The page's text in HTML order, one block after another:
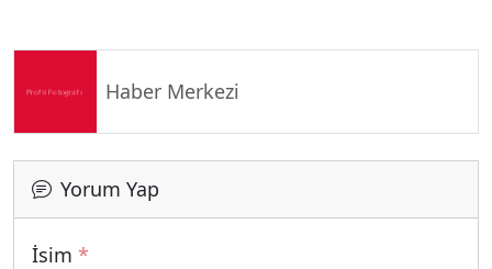
Haber Merkezi
Yorum Yap
İsim *